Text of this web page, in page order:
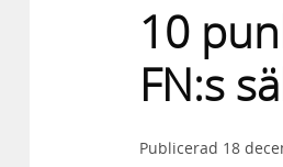
10
FN:s
Publicerad 18